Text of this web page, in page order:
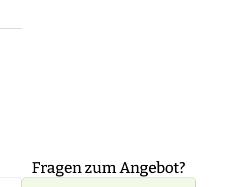
Fragen zum Angebot?